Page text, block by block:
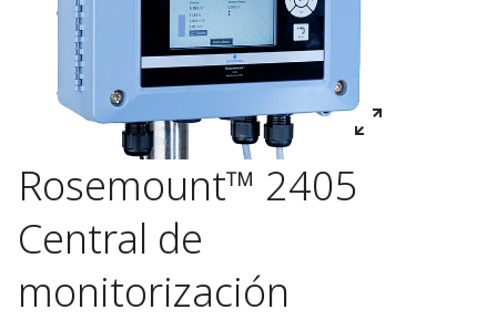
Rosemount™ 2405
Central de
monitorización